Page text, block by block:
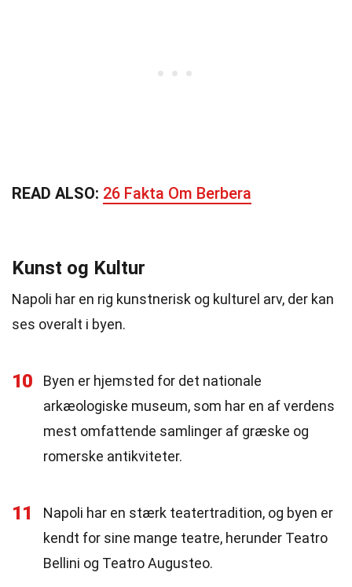
READ ALSO: 26 Fakta Om Berbera
Kunst og Kultur
Napoli har en rig kunstnerisk og kulturel arv, der kan
ses overalt i byen.
10
Byen er hjemsted for det nationale
arkæologiske museum, som har en af verdens
mest omfattende samlinger af græske og
romerske antikviteter.
11
Napoli har en stærk teatertradition, og byen er
kendt for sine mange teatre, herunder Teatro
Bellini og Teatro Augusteo.